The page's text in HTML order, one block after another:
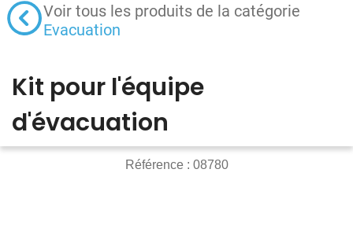
Voir tous les produits de la catégorie
Evacuation
Kit pour l'équipe
d'évacuation
Référence : 08780